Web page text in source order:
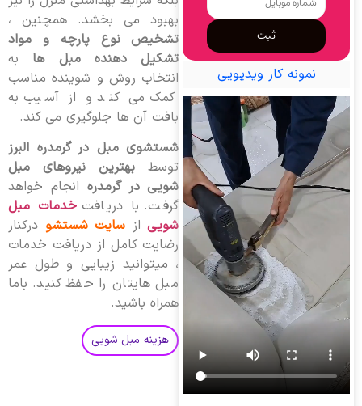
بهبود می بخشد. همچنین ،
تشخیص نوع پارچه و مواد
تشکیل دهنده مبل هابه
انتخاب روش و شوینده مناسب
کمک می کند و از آسیب به
بافت آن ها جلوگیری می کند.
شستشوی مبل در گرمدره البرز
توسط
بهترین نیروهای مبل
شویی در گرمدرهانجام خواهد
گرفت. با دریافت خدمات مبل
شوییاز سایت شستشودرکنار
رضایت کامل از دریافت خدمات
، میتوانید زیبایی و طول عمر
مبل هایتان را حفظ کنید. باما
همراه باشید.
هزینه مبل شویی
ثبت
نمونه کار ویدیویی